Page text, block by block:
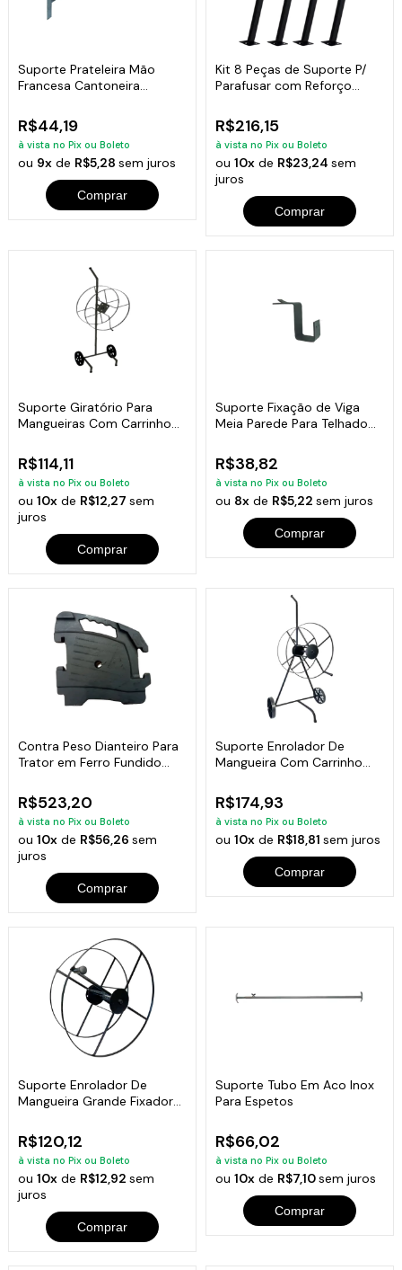
Suporte Prateleira Mão
Francesa Cantoneira
R$44,19
à vista no Pix ou Boleto
ou 9x de R$5,28sem juros
Comprar
Kit 8 Peças de Suporte P/
Parafusar com Reforço
R$216,15
à vista no Pix ou Boleto
ou 10xde R$23,24 sem
juros
Comprar
Suporte Giratório Para
Mangueiras Com Carrinho
R$114,11
à vista no Pix ou Boleto
ou10x de R$12,27sem
juros
Comprar
Suporte Fixação de Viga
Meia Parede Para Telhado
R$38,82
à vista no Pix ou Boleto
ou 8xde R$5,22 sem juros
Comprar
Contra Peso Dianteiro Para
Trator em Ferro Fundido
R$523,20
à vista no Pix ou Boleto
ou10x de R$56,26sem
juros
Comprar
Suporte Enrolador De
Mangueira Com Carrinho
R$174,93
à vista no Pix ou Boleto
ou 10xde R$18,81 sem juros
Comprar
Suporte Enrolador De
Mangueira Grande Fixador
R$120,12
à vista no Pix ou Boleto
ou10x de R$12,92sem
juros
Comprar
Suporte Tubo Em Aco Inox
Para Espetos
R$66,02
à vista no Pix ou Boleto
ou 10xde R$7,10sem juros
Comprar